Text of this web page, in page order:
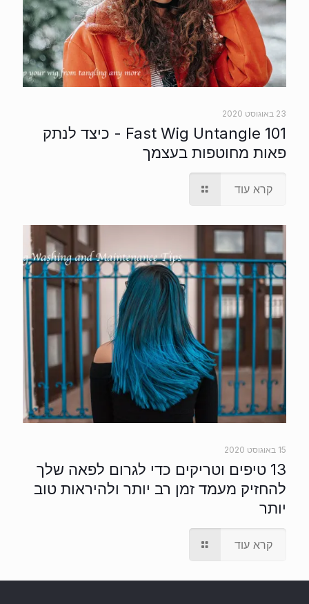
23 באוגוסט 2020
Fast Wig Untangle 101 - כיצד לנתק
פאות מחוטפות בעצמך
קרא עוד
15 באוגוסט 2020
13 טיפים וטריקים כדי לגרום לפאה שלך
להחזיק מעמד זמן רב יותר ולהיראות טוב
יותר
קרא עוד